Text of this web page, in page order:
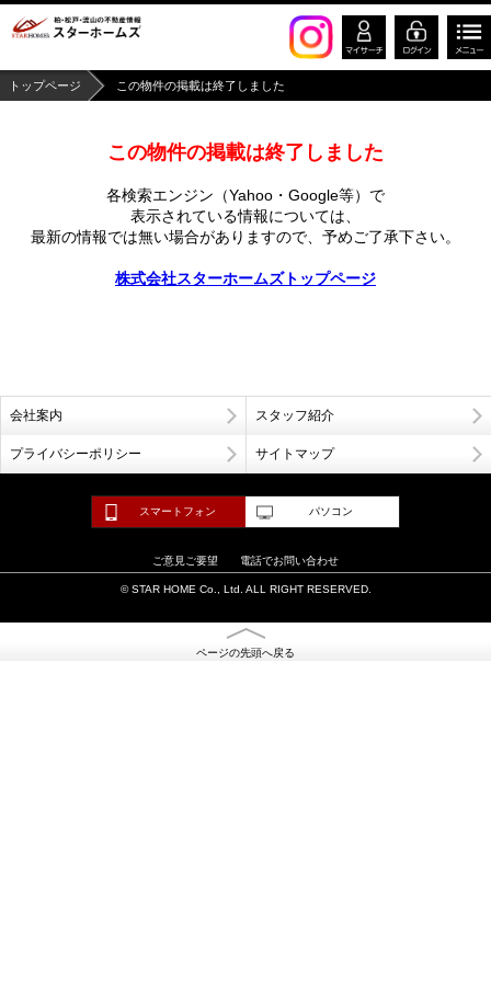
トップページ この物件の掲載は終了しました
この物件の掲載は終了しました
各検索エンジン（Yahoo・Google等）で
表示されている情報については、
最新の情報では無い場合がありますので、 予めご了承下さい。
株式会社スターホームズトップページ
会社案内 スタッフ紹介
プライバシーポリシー サイトマップ
スマートフォン パソコン
ご意見ご要望 電話でお問い合わせ
© STAR HOME Co., Ltd. ALL RIGHT RESERVED.
ページの先頭へ戻る